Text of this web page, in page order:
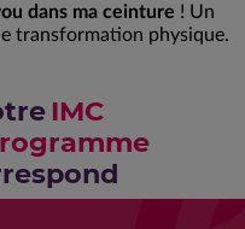
dans ma ceinture ! Un
transformation physique.
IMC